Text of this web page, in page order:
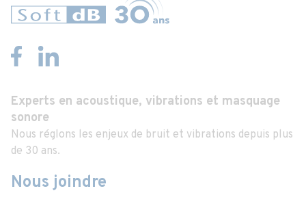
Experts en acoustique, vibrations et masquage
sonore
Nous réglons les enjeux de bruit et vibrations depuis plus
de 30 ans.
Nous joindre